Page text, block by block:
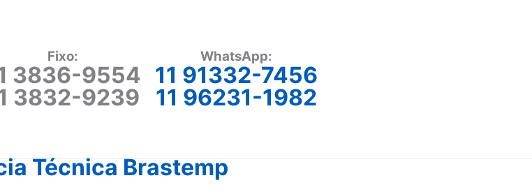
Fixo:
3836-9554
3832-9239
WhatsApp:
11 91332-7456
11 96231-1982
Técnica Brastemp